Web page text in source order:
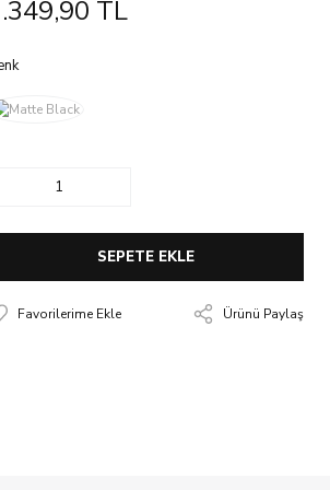
TL
SEPETE EKLE
Ürünü Paylaş